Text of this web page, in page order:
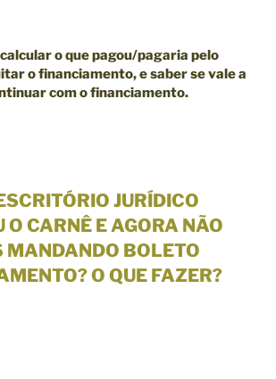
o que pagou/pagaria pelo
o financiamento, e saber sevale a
com o financiamento.
JURÍDICO
O CARNÊ E AGORA NÃO
MANDANDO BOLETO
O QUE FAZER?